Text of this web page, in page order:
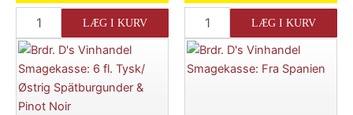
Vinhandel
6
fl.
fra
LÆG I KURV
Vinhandel
6
LÆG I KURV